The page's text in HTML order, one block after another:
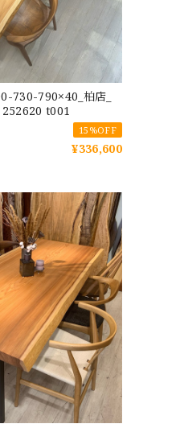
730-790×40_柏店_
252620 t001
15%OFF
¥336,600